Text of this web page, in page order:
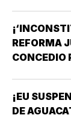
REFORMA
CONCEDIO
¡EU
DE